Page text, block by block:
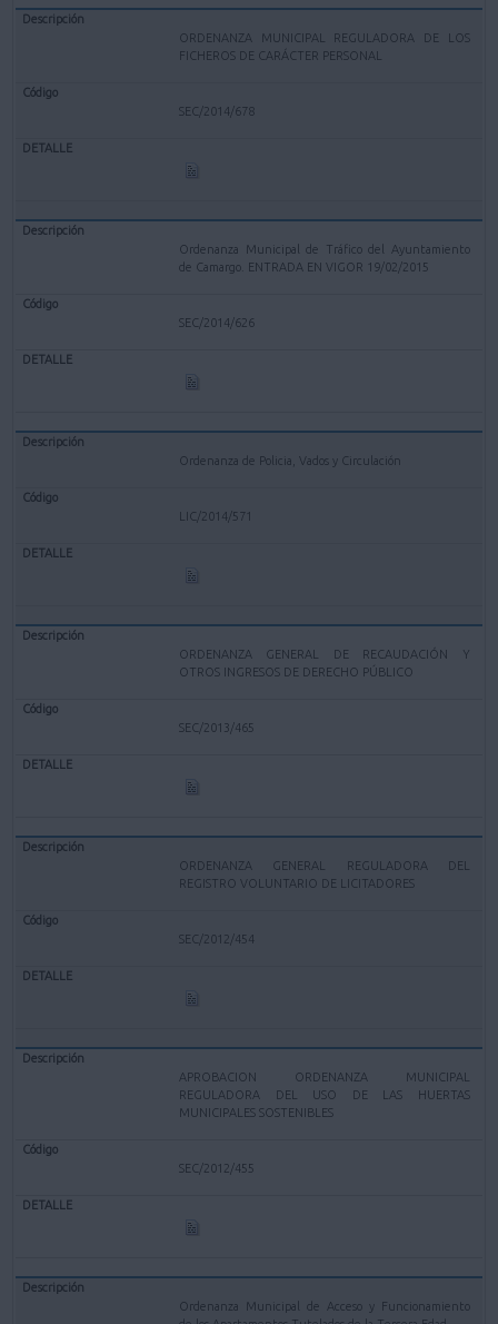
ORDENANZA MUNICIPAL REGULADORA DE LOS
FICHEROS DE CARÁCTER PERSONAL
SEC/2014/678
Ordenanza Municipal de Tráfico del Ayuntamiento
de Camargo. ENTRADA EN VIGOR 19/02/2015
SEC/2014/626
Ordenanza de Policia, Vados y Circulación
LIC/2014/571
ORDENANZA GENERAL DE RECAUDACIÓN Y
OTROS INGRESOS DE DERECHO PÚBLICO
SEC/2013/465
ORDENANZA GENERAL REGULADORA DEL
REGISTRO VOLUNTARIO DE LICITADORES
SEC/2012/454
APROBACION ORDENANZA MUNICIPAL
REGULADORA DEL USO DE LAS HUERTAS
MUNICIPALES SOSTENIBLES
SEC/2012/455
Ordenanza Municipal de Acceso y Funcionamiento